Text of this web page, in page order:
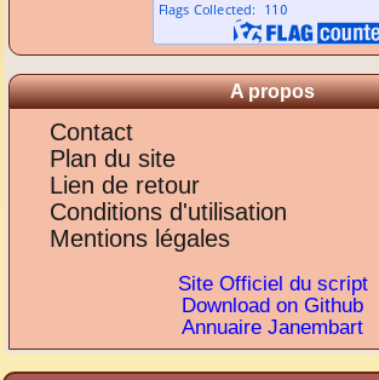
A propos
Contact
Plan du site
Lien de retour
Conditions d'utilisation
Mentions légales
Site Officiel du script
Download on Github
Annuaire Janembart